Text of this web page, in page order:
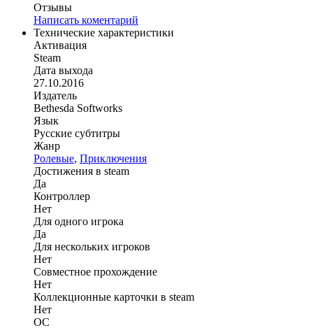
Отзывы
Написать коментарий
Технические характеристики
Активация
Steam
Дата выхода
27.10.2016
Издатель
Bethesda Softworks
Язык
Русские субтитры
Жанр
Ролевые, Приключения
Достижения в steam
Да
Контроллер
Нет
Для одного игрока
Да
Для нескольких игроков
Нет
Совместное прохождение
Нет
Коллекционные карточки в steam
Нет
ОС